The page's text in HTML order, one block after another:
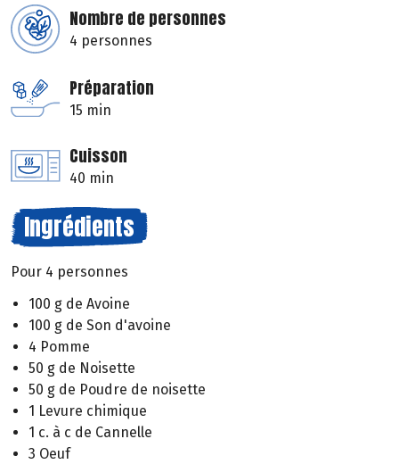
Nombre de personnes
4 personnes
Préparation
15 min
Cuisson
40 min
Ingrédients
Pour 4 personnes
100 g de Avoine
100 g de Son d'avoine
4 Pomme
50 g de Noisette
50 g de Poudre de noisette
1 Levure chimique
1 c. à c de Cannelle
3 Oeuf